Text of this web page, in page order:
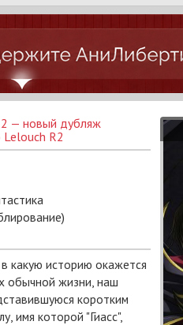
— новый дубляж
Lelouch R2
какую историю окажется
обычной жизни, наш
коротким
имя которой "Гиасс",